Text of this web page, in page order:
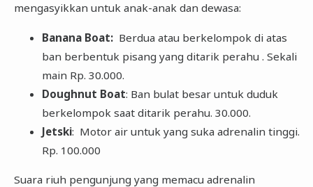
mengasyikkan untuk anak-anak dan dewasa:
Banana Boat:Berdua atau berkelompok di atas
ban berbentuk pisang yang ditarik perahu . Sekali
main Rp. 30.000.
Doughnut Boat: Ban bulat besar untuk duduk
berkelompok saat ditarik perahu. 30.000.
Jetski: Motor air untuk yang suka adrenalin tinggi.
Rp. 100.000
Suara riuh pengunjung yang memacu adrenalin